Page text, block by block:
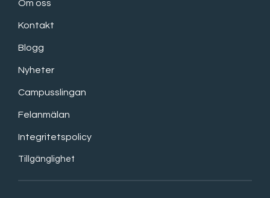
Om oss
Kontakt
Blogg
Nyheter
Campusslingan
Felanmälan
Integritetspolicy
Tillgänglighet